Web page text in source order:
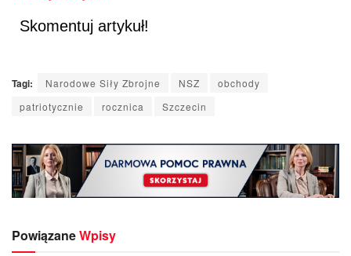
Skomentuj artykuł!
Tagi: Narodowe Siły Zbrojne NSZ
obchody
patriotycznie
rocznica Szczecin
PowiązaneWpisy